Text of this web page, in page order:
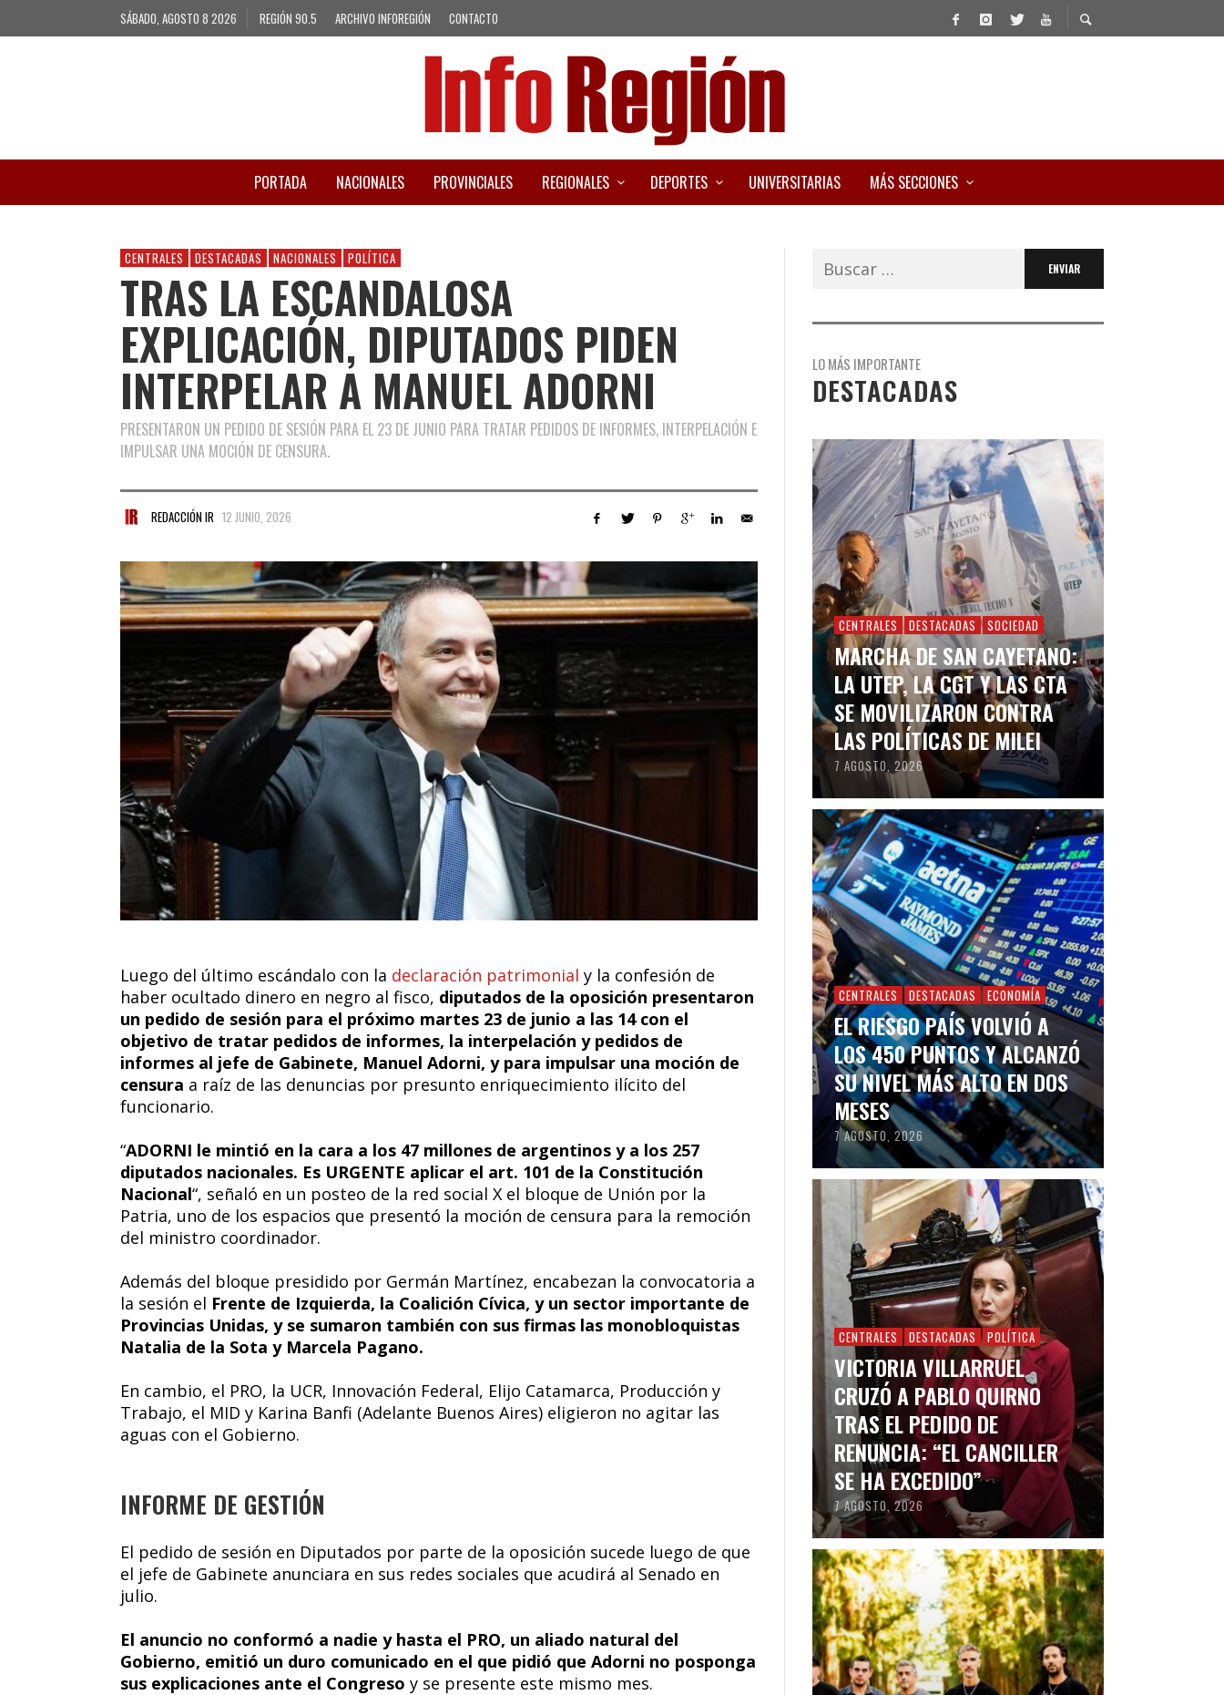
SÁBADO, AGOSTO 8 2026 REGIÓN 90.5 ARCHIVO INFOREGIÓN CONTACTO
PORTADA NACIONALES PROVINCIALES REGIONALES DEPORTES UNIVERSITARIAS MÁS SECCIONES
CENTRALES DESTACADAS NACIONALES POLÍTICA
TRAS LA ESCANDALOSA
EXPLICACIÓN, DIPUTADOS PIDEN
INTERPELAR A MANUEL ADORNI
PRESENTARON UN PEDIDO DE SESIÓN PARA EL 23 DE JUNIO PARA TRATAR PEDIDOS DE INFORMES, INTERPELACIÓN E
IMPULSAR UNA MOCIÓN DE CENSURA.
REDACCIÓN IR 12 JUNIO, 2026
Luego del último escándalo con la declaración patrimonial y la confesión de
haber ocultado dinero en negro al fisco, diputados de la oposición presentaron
un pedido de sesión para el próximo martes 23 de junio a las 14 con el
objetivo de tratar pedidos de informes, la interpelación y pedidos de
informes al jefe de Gabinete, Manuel Adorni, y para impulsar una moción de
censura a raíz de las denuncias por presunto enriquecimiento ilícito del
funcionario.
“ADORNI le mintió en la cara a los 47 millones de argentinos y a los 257
diputados nacionales. Es URGENTE aplicar el art. 101 de la Constitución
Nacional“, señaló en un posteo de la red social X el bloque de Unión por la
Patria, uno de los espacios que presentó la moción de censura para la remoción
del ministro coordinador.
Además del bloque presidido por Germán Martínez, encabezan la convocatoria a
la sesión el Frente de Izquierda, la Coalición Cívica, y un sector importante de
Provincias Unidas, y se sumaron también con sus firmas las monobloquistas
Natalia de la Sota y Marcela Pagano.
En cambio, el PRO, la UCR, Innovación Federal, Elijo Catamarca, Producción y
Trabajo, el MID y Karina Banfi (Adelante Buenos Aires) eligieron no agitar las
aguas con el Gobierno.
INFORME DE GESTIÓN
El pedido de sesión en Diputados por parte de la oposición sucede luego de que
el jefe de Gabinete anunciara en sus redes sociales que acudirá al Senado en
julio.
El anuncio no conformó a nadie y hasta el PRO, un aliado natural del
Gobierno, emitió un duro comunicado en el que pidió que Adorni no posponga
sus explicaciones ante el Congreso y se presente este mismo mes.
Buscar:
LO MÁS IMPORTANTE
DESTACADAS
CENTRALES DESTACADAS SOCIEDAD
MARCHA DE SAN CAYETANO:
LA UTEP, LA CGT Y LAS CTA
SE MOVILIZARON CONTRA
LAS POLÍTICAS DE MILEI
7 AGOSTO, 2026
CENTRALES DESTACADAS ECONOMÍA
EL RIESGO PAÍS VOLVIÓ A
LOS 450 PUNTOS Y ALCANZÓ
SU NIVEL MÁS ALTO EN DOS
MESES
7 AGOSTO, 2026
CENTRALES DESTACADAS POLÍTICA
VICTORIA VILLARRUEL
CRUZÓ A PABLO QUIRNO
TRAS EL PEDIDO DE
RENUNCIA: “EL CANCILLER
SE HA EXCEDIDO”
7 AGOSTO, 2026